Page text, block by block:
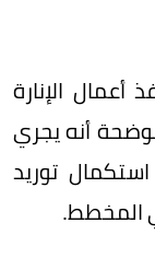
أعمال الإنارة
أنه يجري
توريد
المخطط.